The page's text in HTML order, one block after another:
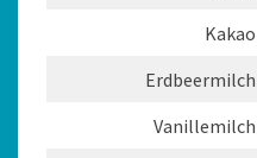
Kakao
Erdbeermilch
Vanillemilch